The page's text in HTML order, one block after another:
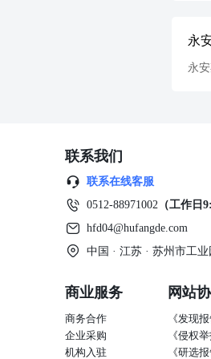
机会。 免责声明: 以上内容
作任何保证，也不保证所依据
资建议及入市依据，您应当自
供服务时已最大程度避免与
析视频等全部或部分材料、内
漏、误导或造成资料传输或储
永
永
联系我们
联系在线客服
0512-88971002 （工作日
hfd04@hufangde.com
中国 · 江苏 · 苏州市工
商业服务
商务合作
企业采购
机构入驻
网站
《发现
《侵权举
《研选